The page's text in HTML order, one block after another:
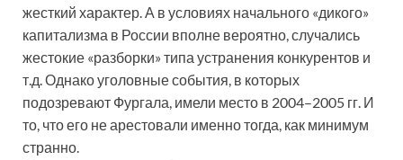
жесткий характер. А в условиях начального «дикого»
капитализма в России вполне вероятно, случались
жестокие «разборки» типа устранения конкурентов и
т.д. Однако уголовные события, в которых
подозревают Фургала, имели место в 2004–2005 гг. И
то, что его не арестовали именно тогда, как минимум
странно.